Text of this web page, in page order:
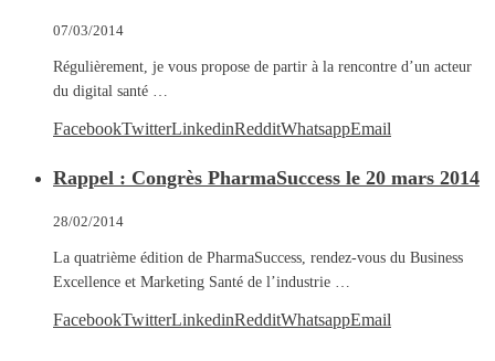
07/03/2014
Régulièrement, je vous propose de partir à la rencontre d’un acteur
du digital santé …
FacebookTwitterLinkedinRedditWhatsappEmail
Rappel : Congrès PharmaSuccess le 20 mars 2014
28/02/2014
La quatrième édition de PharmaSuccess, rendez-vous du Business
Excellence et Marketing Santé de l’industrie …
FacebookTwitterLinkedinRedditWhatsappEmail